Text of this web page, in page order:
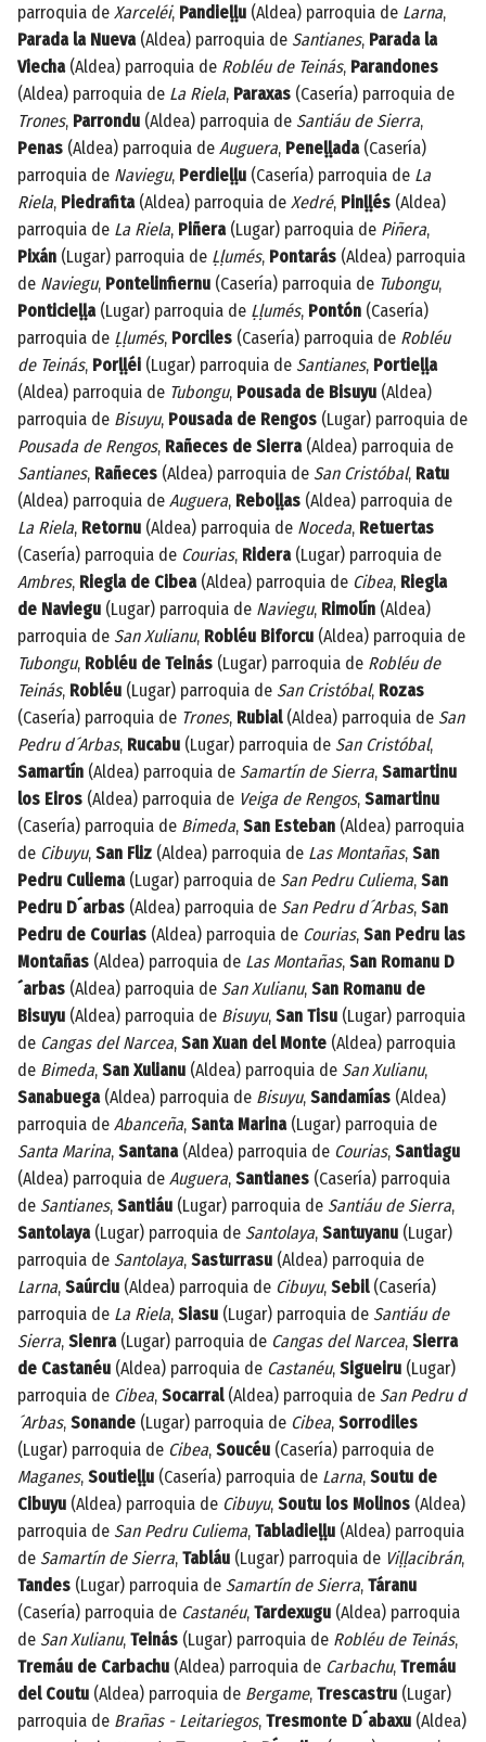
parroquia de Xarceléi, Pandieḷḷu (Aldea) parroquia de Larna,
Parada la Nueva(Aldea) parroquia de Santianes, Parada la
Viecha(Aldea) parroquia de Robléu de Teinás, Parandones
(Aldea) parroquia de La Riela, Paraxas (Casería) parroquia de
Trones, Parrondu (Aldea) parroquia de Santiáu de Sierra,
Penas (Aldea) parroquia de Auguera, Peneḷḷada(Casería)
parroquia de Naviegu, Perdieḷḷu (Casería) parroquia de La
Riela, Piedrafita(Aldea) parroquia de Xedré, Pinḷḷés (Aldea)
parroquia de La Riela, Piñera(Lugar) parroquia de Piñera,
Pixán (Lugar) parroquia de Ḷḷumés, Pontarás (Aldea) parroquia
de Naviegu, Pontelinfiernu (Casería) parroquia de Tubongu,
Ponticieḷḷa(Lugar) parroquia de Ḷḷumés, Pontón (Casería)
parroquia de Ḷḷumés, Porciles (Casería) parroquia de Robléu
de Teinás, Porḷḷéi (Lugar) parroquia de Santianes, Portieḷḷa
(Aldea) parroquia de Tubongu, Pousada de Bisuyu (Aldea)
parroquia de Bisuyu, Pousada de Rengos (Lugar) parroquia de
Pousada de Rengos, Rañeces de Sierra(Aldea) parroquia de
Santianes, Rañeces (Aldea) parroquia de San Cristóbal, Ratu
(Aldea) parroquia de Auguera, Reboḷḷas (Aldea) parroquia de
La Riela, Retornu (Aldea) parroquia de Noceda, Retuertas
(Casería) parroquia de Courias, Ridera(Lugar) parroquia de
Ambres, Riegla de Cibea(Aldea) parroquia de Cibea, Riegla
de Naviegu (Lugar) parroquia de Naviegu, Rimolín (Aldea)
parroquia de San Xulianu, Robléu Biforcu (Aldea) parroquia de
Tubongu, Robléu de Teinás (Lugar) parroquia de Robléu de
Teinás, Robléu (Lugar) parroquia de San Cristóbal, Rozas
(Casería) parroquia de Trones, Rubial(Aldea) parroquia de San
Pedru d´Arbas, Rucabu (Lugar) parroquia de San Cristóbal,
Samartín (Aldea) parroquia de Samartín de Sierra, Samartinu
los Eiros (Aldea) parroquia de Veiga de Rengos, Samartinu
(Casería) parroquia de Bimeda, San Esteban (Aldea) parroquia
de Cibuyu, San Fliz (Aldea) parroquia de Las Montañas, San
Pedru Culiema(Lugar) parroquia de San Pedru Culiema, San
Pedru D´arbas (Aldea) parroquia de San Pedru d´Arbas, San
Pedru de Courias (Aldea) parroquia de Courias, San Pedru las
Montañas (Aldea) parroquia de Las Montañas, San Romanu D
´arbas (Aldea) parroquia de San Xulianu, San Romanu de
Bisuyu (Aldea) parroquia de Bisuyu, San Tisu (Lugar) parroquia
de Cangas del Narcea, San Xuan del Monte (Aldea) parroquia
de Bimeda, San Xulianu (Aldea) parroquia de San Xulianu,
Sanabuega(Aldea) parroquia de Bisuyu, Sandamías (Aldea)
parroquia de Abanceña, Santa Marina(Lugar) parroquia de
Santa Marina, Santana(Aldea) parroquia de Courias, Santiagu
(Aldea) parroquia de Auguera, Santianes (Casería) parroquia
de Santianes, Santiáu (Lugar) parroquia de Santiáu de Sierra,
Santolaya(Lugar) parroquia de Santolaya, Santuyanu (Lugar)
parroquia de Santolaya, Sasturrasu (Aldea) parroquia de
Larna, Saúrciu (Aldea) parroquia de Cibuyu, Sebil(Casería)
parroquia de La Riela, Siasu (Lugar) parroquia de Santiáu de
Sierra, Sienra(Lugar) parroquia de Cangas del Narcea, Sierra
de Castanéu (Aldea) parroquia de Castanéu, Sigueiru (Lugar)
parroquia de Cibea, Socarral(Aldea) parroquia de San Pedru d
´Arbas, Sonande (Lugar) parroquia de Cibea, Sorrodiles
(Lugar) parroquia de Cibea, Soucéu (Casería) parroquia de
Maganes, Soutieḷḷu (Casería) parroquia de Larna, Soutu de
Cibuyu (Aldea) parroquia de Cibuyu, Soutu los Molinos (Aldea)
parroquia de San Pedru Culiema, Tabladieḷḷu (Aldea) parroquia
de Samartín de Sierra, Tabláu (Lugar) parroquia de Viḷḷacibrán,
Tandes (Lugar) parroquia de Samartín de Sierra, Táranu
(Casería) parroquia de Castanéu, Tardexugu (Aldea) parroquia
de San Xulianu, Teinás (Lugar) parroquia de Robléu de Teinás,
Tremáu de Carbachu (Aldea) parroquia de Carbachu, Tremáu
del Coutu (Aldea) parroquia de Bergame, Trescastru (Lugar)
parroquia de Brañas - Leitariegos, Tresmonte D´abaxu (Aldea)